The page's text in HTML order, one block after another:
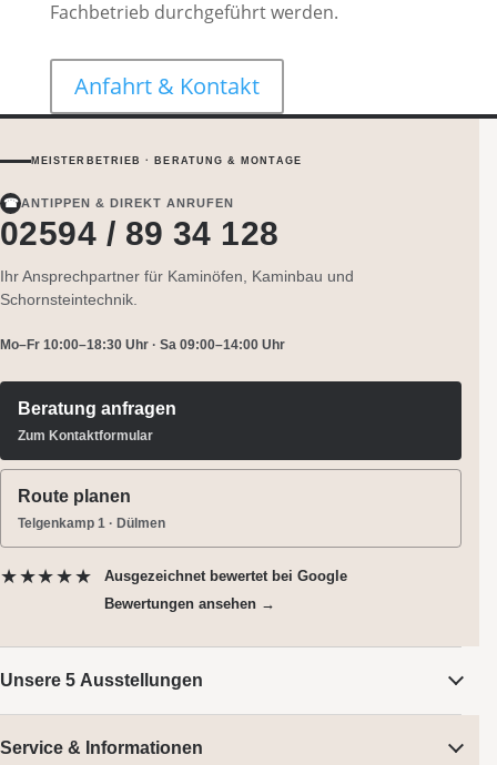
Fachbetrieb durchgeführt werden.
Anfahrt & Kontakt
MEISTERBETRIEB · BERATUNG & MONTAGE
☎ ANTIPPEN & DIREKT ANRUFEN
02594 / 89 34 128
Ihr Ansprechpartner für Kaminöfen, Kaminbau und
Schornsteintechnik.
Mo–Fr 10:00–18:30 Uhr · Sa 09:00–14:00 Uhr
Beratung anfragen
Zum Kontaktformular
Route planen
Telgenkamp 1 · Dülmen
★★★★★ Ausgezeichnet bewertetbei Google
Bewertungen ansehen →
Unsere 5 Ausstellungen
Service & Informationen